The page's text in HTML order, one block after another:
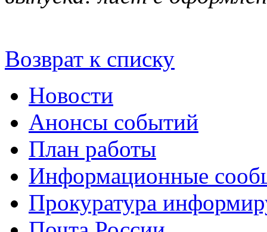
Возврат к списку
Новости
Анонсы событий
План работы
Информационные
Прокуратура